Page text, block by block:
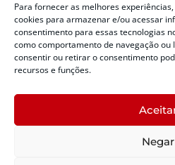
Para fornecer as melhores
cookies para armazenar e/ou acessar
consentimento para essas tecnologias
como comportamento de navegação ou
consentir ou retirar o consentimento
recursos e funções.
Negar
Alertas Defesa Civil:
SMS 40199
ENDEREÇO
Defesa Civil do Estado de Santa
Capoeiras, Florianópolis, SC